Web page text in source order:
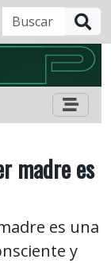
madre es
es una
y